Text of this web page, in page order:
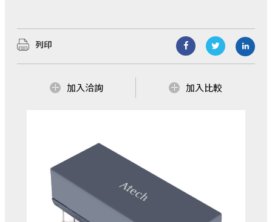
列印
加入洽詢 加入比較
展與擴充，業務範圍涵蓋：磁性元件、電源解決
方案 、無線解決方案...等三大區塊，公司總部設
立於台北市，並在中國華南(東莞)、華中(湖北宜
我們不僅以自有品牌AtechOEM從事產品研發設
我們有優質的研發製造團隊，多年來在各業務區
塊更累積了豐富的Domain Know how！而提供客
戶優質且具競爭力的產品與服務，更是我們一貫
的堅持與承諾！
了解更多
亞元科技(股)公司創立於1990年，經過多年的發
展與擴充，業務範圍涵蓋：磁性元件、電源解決